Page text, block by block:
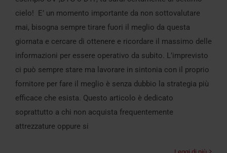
cielo! E’ un momento importante da non sottovalutare
mai, bisogna sempre tirare fuori il meglio da questa
giornata e cercare di ottenere e ricordare il massimo delle
informazioni per essere operativo da subito. L’imprevisto
ci può sempre stare ma lavorare in sintonia con il proprio
fornitore per fare il meglio è senza dubbio la strategia più
efficace che esista. Questo articolo è dedicato
soprattutto a chi non acquista frequentemente
attrezzature oppure si